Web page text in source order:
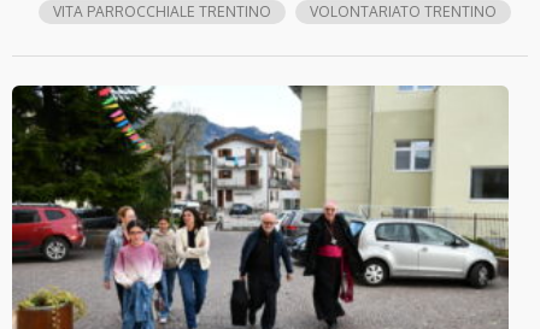
VITA PARROCCHIALE TRENTINO
VOLONTARIATO TRENTINO